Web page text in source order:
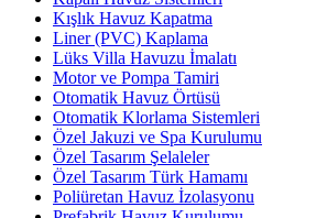
Kışlık Havuz Kapatma
Liner (PVC) Kaplama
Lüks Villa Havuzu İmalatı
Motor ve Pompa Tamiri
Otomatik Havuz Örtüsü
Otomatik Klorlama Sistemleri
Özel Jakuzi ve Spa Kurulumu
Özel Tasarım Şelaleler
Özel Tasarım Türk Hamamı
Poliüretan Havuz İzolasyonu